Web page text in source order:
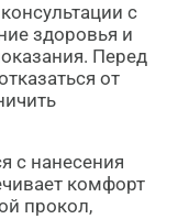
с
здоровья и
Перед
от
с нанесения
комфорт
прокол,